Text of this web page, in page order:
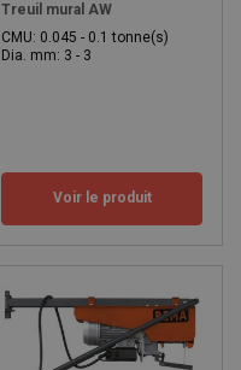
Treuil mural AW
CMU: 0.045 - 0.1 tonne(s)
Dia. mm: 3 - 3
Voir le produit